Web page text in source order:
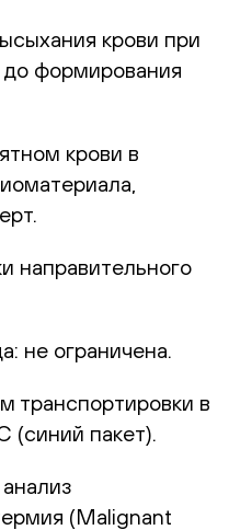
крови при
формирования
крови в
направительного
не ограничена.
транспортировки в
(синий пакет).
(Malignant